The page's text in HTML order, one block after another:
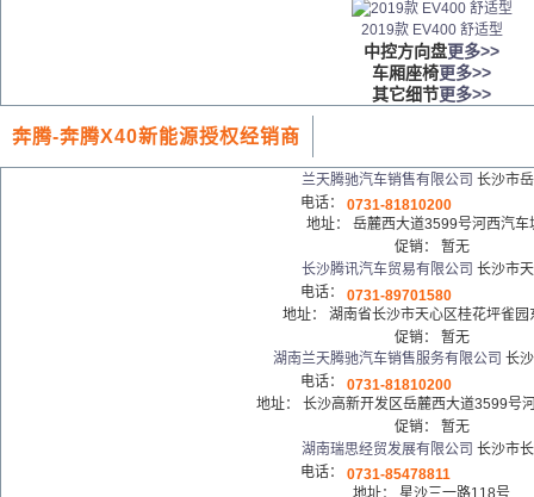
2019款 EV400 舒适型
中控方向盘更多>>
车厢座椅更多>>
其它细节更多>>
奔腾-奔腾X40新能源授权经销商
兰天腾驰汽车销售有限公司 长沙市
电话：
0731-81810200
地址：
岳麓西大道3599号河西汽车
促销：
暂无
长沙腾讯汽车贸易有限公司 长沙市
电话：
0731-89701580
地址：
湖南省长沙市天心区桂花坪雀园
促销：
暂无
湖南兰天腾驰汽车销售服务有限公司 长
电话：
0731-81810200
地址：
长沙高新开发区岳麓西大道3599号
促销：
暂无
湖南瑞思经贸发展有限公司 长沙市
电话：
0731-85478811